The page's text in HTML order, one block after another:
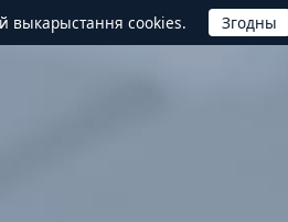
выкарыстання cookies.